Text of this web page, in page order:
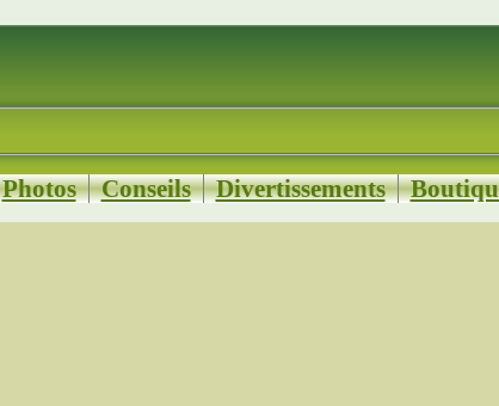
Photos Conseils Divertissements